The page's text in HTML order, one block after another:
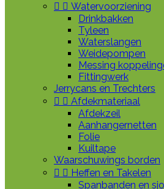
  Watervoorziening
Drinkbakken
Tyleen
Waterslangen
Weidepompen
Messing
Fittingwerk
Jerrycans en Trechters
  Afdekmateriaal
Afdekzeil
Aanhangernetten
Folie
Kuiltape
Waarschuwings borden
  Heffen en Takelen
Spanbanden en